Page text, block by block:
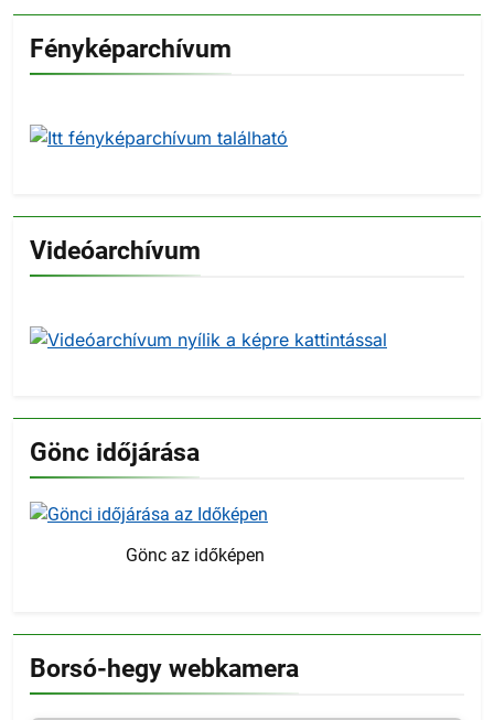
Fényképarchívum
Videóarchívum
Gönc időjárása
Gönc az időképen
Borsó-hegy webkamera